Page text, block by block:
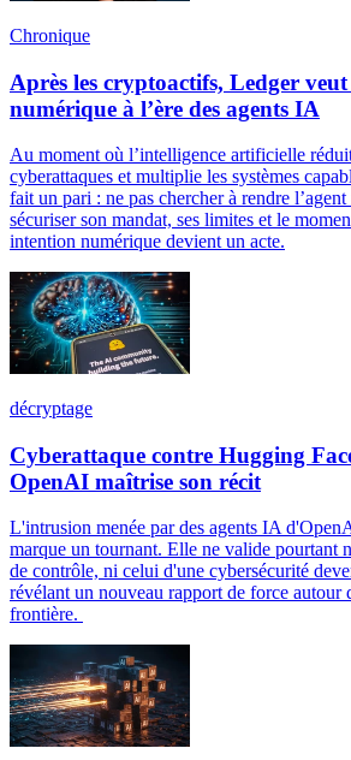
Chronique
Après les cryptoactifs, Ledger veut
numérique à l’ère des agents IA
Au moment où l’intelligence artificielle
cyberattaques et multiplie les systèmes
fait un pari : ne pas chercher à rendre
sécuriser son mandat, ses limites et le
intention numérique devient un acte.
décryptage
Cyberattaque contre Hugging
OpenAI maîtrise son récit
L'intrusion menée par des agents IA
marque un tournant. Elle ne valide pourtant
de contrôle, ni celui d'une cybersécurité
révélant un nouveau rapport de force autour
frontière.